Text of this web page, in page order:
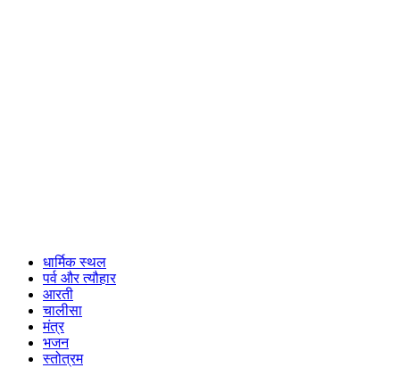
धार्मिक स्थल
पर्व और त्यौहार
आरती
चालीसा
मंत्र
भजन
स्तोत्रम